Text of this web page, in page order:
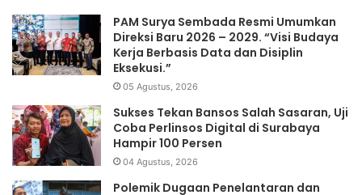
PAM Surya Sembada Resmi Umumkan
Direksi Baru 2026 – 2029. “Visi Budaya
Kerja Berbasis Data dan Disiplin
Eksekusi.”
05 Agustus, 2026
Sukses Tekan Bansos Salah Sasaran, Uji
Coba Perlinsos Digital di Surabaya
Hampir 100 Persen
04 Agustus, 2026
Polemik Dugaan Penelantaran dan